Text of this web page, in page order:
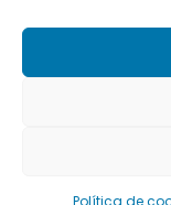
Política de